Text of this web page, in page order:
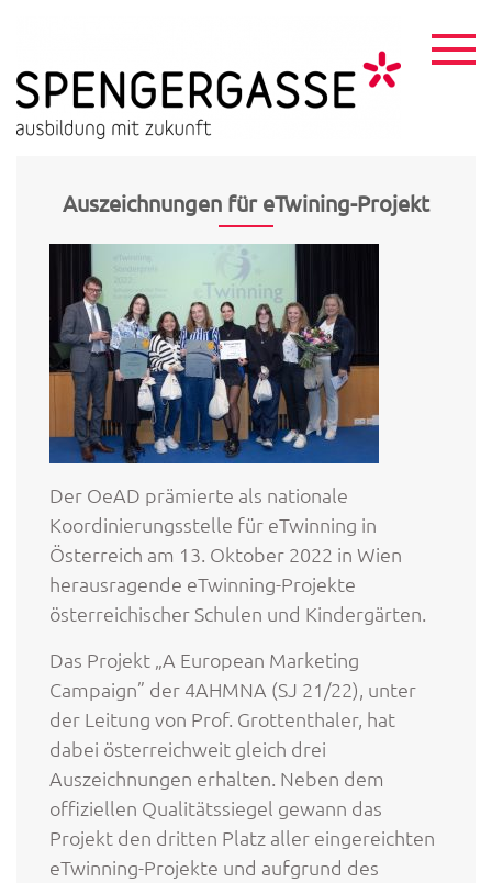
content
Auszeichnungen für eTwining-Projekt
Der OeAD prämierte als nationale
Koordinierungsstelle für eTwinning in
Österreich am 13. Oktober 2022 in Wien
herausragende eTwinning-Projekte
österreichischer Schulen und Kindergärten.
Das Projekt „A European Marketing
Campaign” der 4AHMNA (SJ 21/22), unter
der Leitung von Prof. Grottenthaler, hat
dabei österreichweit gleich drei
Auszeichnungen erhalten. Neben dem
offiziellen Qualitätssiegel gewann das
Projekt den dritten Platz aller eingereichten
eTwinning-Projekte und aufgrund des